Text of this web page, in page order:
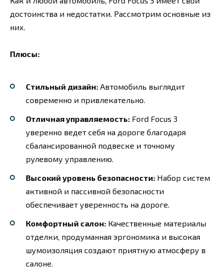
достоинства и недостатки. Рассмотрим основные из
них.
Плюсы:
Стильный дизайн: Автомобиль выглядит
современно и привлекательно.
Отличная управляемость: Ford Focus 3
уверенно ведет себя на дороге благодаря
сбалансированной подвеске и точному
рулевому управлению.
Высокий уровень безопасности: Набор систем
активной и пассивной безопасности
обеспечивает уверенность на дороге.
Комфортный салон: Качественные материалы
отделки, продуманная эргономика и высокая
шумоизоляция создают приятную атмосферу в
салоне.